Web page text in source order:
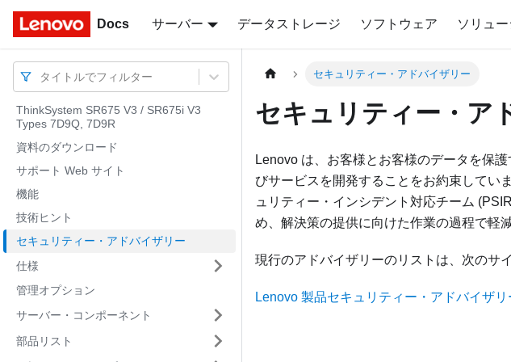
Docs サーバー データストレージ ソフトウェア ソリュ
Docs
タイトルでフィルター
ThinkSystem SR675 V3 / SR675i V3
Types 7D9Q, 7D9R
資料のダウンロード
サポート Web サイト
機能
技術ヒント
セキュリティー・アドバイザリー
仕様
管理オプション
サーバー・コンポーネント
部品リスト
セキュリティー・アドバイザリー
セキュリティー・ア
Lenovo は、お客様とお客様のデータを保
びサービスを開発することをお約束してい
ュリティー・インシデント対応チーム
め、解決策の提供に向けた作業の過程で軽
現行のアドバイザリーのリストは、次のサ
Lenovo 製品セキュリティー・アドバイザリ